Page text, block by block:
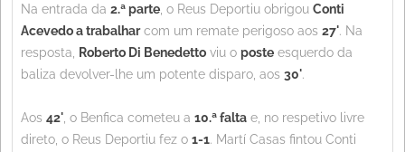
Na entrada da 2.ª parte , o Reus Deportiu obrigou Conti
Acevedo a trabalharcom um remate perigoso aos 27'. Na
resposta, Roberto Di Benedetto viu o poste esquerdo da
baliza devolver-lhe um potente disparo, aos 30'.
Aos 42' , o Benfica cometeu a 10.ª falta e, no respetivo livre
direto, o Reus Deportiu fez o 1-1. Martí Casas fintou Conti